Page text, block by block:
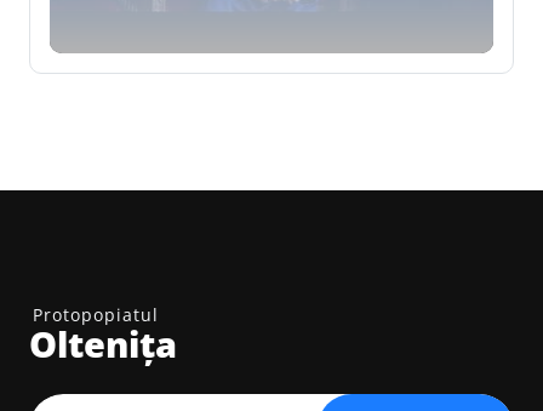
Protopopiatul
Oltenița